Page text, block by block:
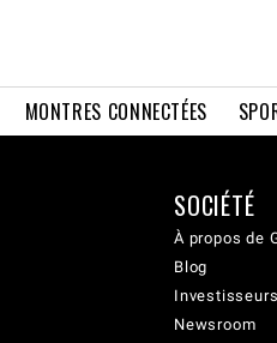
MONTRES CONNECTÉES
SOCIÉTÉ
À propos de
Blog
Investisseurs
Newsroom